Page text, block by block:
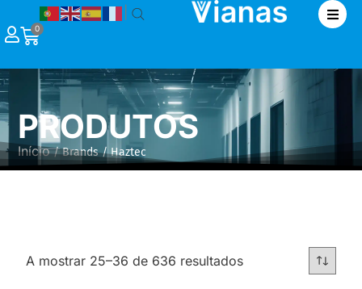
0
PRODUTOS
Início/ Brands / Haztec
A mostrar 25–36 de 636 resultados